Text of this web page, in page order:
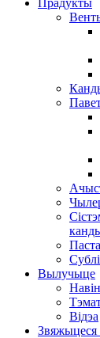
Прадукты
Вылучыце
Відэа
Звяжыцеся